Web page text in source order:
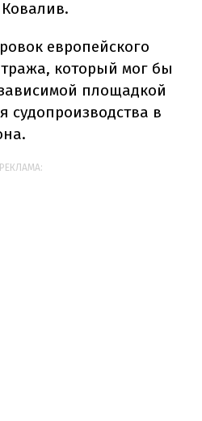
европейского
который мог бы
площадкой
судопроизводства в
РЕКЛАМА: